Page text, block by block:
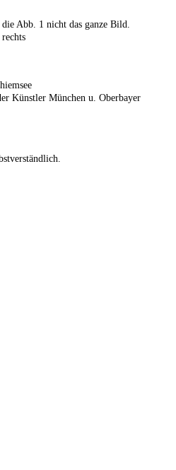
Abb. 1 nicht das ganze Bild.
Künstler München u. Oberbayer